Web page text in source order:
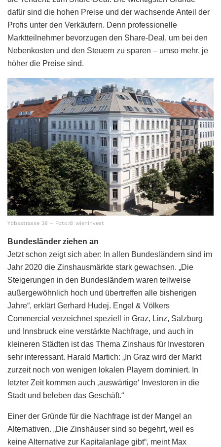
dafür sind die hohen Preise und der wachsende Anteil der
Profis unter den Verkäufern. Denn professionelle
Marktteilnehmer bevorzugen den Share-Deal, um bei den
Nebenkosten und den Steuern zu sparen – umso mehr, je
höher die Preise sind.
Ybbsstrasse 38 – Foto:© wieninvest
Bundesländer ziehen an
Jetzt schon zeigt sich aber: In allen Bundesländern sind im
Jahr 2020 die Zinshausmärkte stark gewachsen. „Die
Steigerungen in den Bundesländern waren teilweise
außergewöhnlich hoch und übertreffen alle bisherigen
Jahre“, erklärt Gerhard Hudej. Engel & Völkers
Commercial verzeichnet speziell in Graz, Linz, Salzburg
und Innsbruck eine verstärkte Nachfrage, und auch in
kleineren Städten ist das Thema Zinshaus für Investoren
sehr interessant. Harald Martich: „In Graz wird der Markt
zurzeit noch von wenigen lokalen Playern dominiert. In
letzter Zeit kommen auch ‚auswärtige‘ Investoren in die
Stadt und beleben das Geschäft.“
Einer der Gründe für die Nachfrage ist der Mangel an
Alternativen. „Die Zinshäuser sind so begehrt, weil es
keine Alternative zur Kapitalanlage gibt“, meint Max